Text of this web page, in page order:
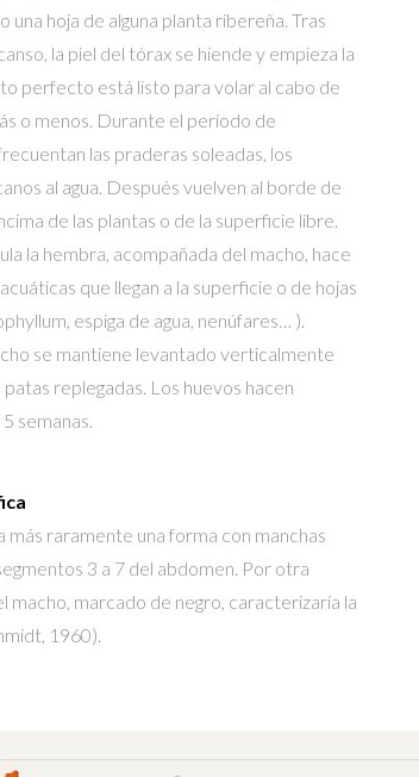
una hoja de alguna planta ribereña. Tras
la piel del tórax se hiende y empieza la
perfecto está listo para volar al cabo de
o menos. Durante el período de
las praderas soleadas, los
al agua. Después vuelven al borde de
de las plantas o de la superficie libre.
la hembra, acompañada del macho, hace
que llegan a la superficie o de hojas
espiga de agua, nenúfares… ).
se mantiene levantado verticalmente
replegadas. Los huevos hacen
semanas.
más raramente una forma con manchas
3 a 7 del abdomen. Por otra
macho, marcado de negro, caracterizaría la
1960).